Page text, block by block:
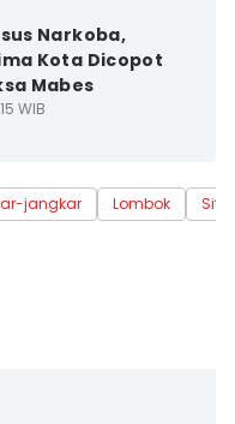
Narkoba,
Kota Dicopot
Mabes
WIB
jangkar Lombok